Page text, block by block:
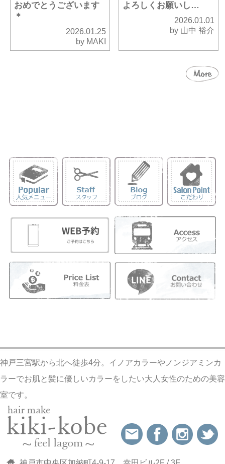
おめでとうございます
＊
2026.01.25
by MAKI
よろしくお願いし…
2026.01.01
by 山中 裕介
神戸三宮駅から北へ徒歩4分。イノアカラーやノンジアミンカ
ラーでお肌と髪に優しいカラーをしたい大人女性のための美容
室です。